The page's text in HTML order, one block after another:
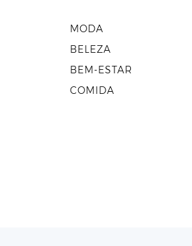
MODA
BELEZA
BEM-ESTAR
COMIDA